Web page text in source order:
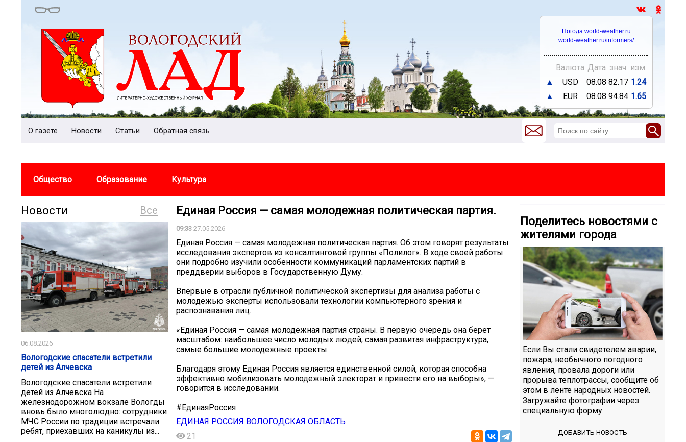
Погода world-weather.ru
world-weather.ru/informers/
Валюта Дата знач. изм.
▲
USD 08.08 82.17 1.24
▲
EUR 08.08 94.84 1.65
О газете Новости Статьи Обратная связь
Общество Образование Культура
Все
Новости
06.08.2026
Вологодские спасатели встретили
детей из Алчевска
Вологодские спасатели встретили
детей из Алчевска На
железнодорожном вокзале Вологды
вновь было многолюдно: сотрудники
МЧС России по традиции встречали
ребят, приехавших на каникулы из...
Единая Россия — самая молодежная политическая партия.
09:33 27.05.2026
Единая Россия — самая молодежная политическая партия. Об этом говорят результаты
исследования экспертов из консалтинговой группы «Полилог». В ходе своей работы
они подробно изучили особенности коммуникаций парламентских партий в
преддверии выборов в Государственную Думу.
Впервые в отрасли публичной политической экспертизы для анализа работы с
молодежью эксперты использовали технологии компьютерного зрения и
распознавания лиц.
«Единая Россия — самая молодежная партия страны. В первую очередь она берет
масштабом: наибольшее число молодых людей, самая развитая инфраструктура,
самые большие молодежные проекты.
Благодаря этому Единая Россия является единственной силой, которая способна
эффективно мобилизовать молодежный электорат и привести его на выборы», —
говорится в исследовании.
#ЕдинаяРоссия
ЕДИНАЯ РОССИЯ ВОЛОГОДСКАЯ ОБЛАСТЬ
21
Поделитесь новостями с
жителями города
Если Вы стали свидетелем аварии,
пожара, необычного погодного
явления, провала дороги или
прорыва теплотрассы, сообщите об
этом в ленте народных новостей.
Загружайте фотографии через
специальную форму.
ДОБАВИТЬ НОВОСТЬ